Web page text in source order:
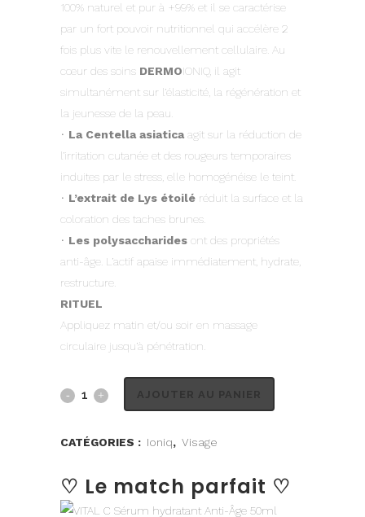
100% naturel et pur à +99% et il se caractérise
par un fort pouvoir nutritionnel qui accélère 2
fois plus vite le renouvellement cellulaire. Au
cœur des soins DERMOIONIQ, il agit
simultanément sur l’élasticité, la régénération et
la jeunesse de la peau.
• La Centella asiatica agit sur la réduction de
l’irritation cutanée et des rougeurs temporaires
induites par le stress, elle homogénéise le teint.
• L’extrait de Lys étoilé réduit la surface et la
coloration des taches brunes.
• Les polysaccharides ont des propriétés
anti-âge. L’actif apaise immédiatement, hydrate,
restructure.
RITUEL
Appliquez matin et/ou soir en massage
circulaire jusqu’à pénétration.
AJOUTER AU PANIER
CATÉGORIES : Ioniq, Visage
♡ Le match parfait ♡